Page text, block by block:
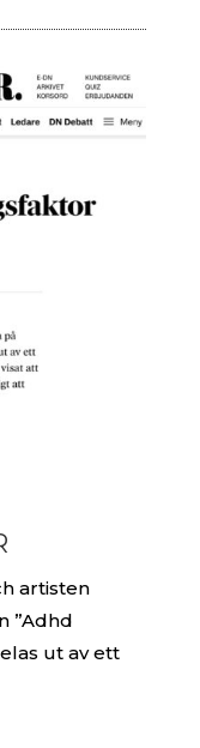
artisten
”Adhd
ut av ett